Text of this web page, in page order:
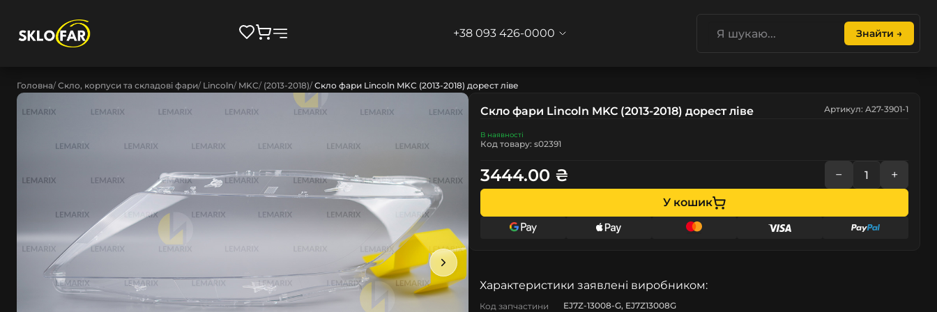
+38 093 426-0000 Знайти →
Головна Скло, корпуси та складові фари Lincoln MKC (2013-2018) Скло фари Lincoln MKC (2013-2018) дорест ліве
Скло фари Lincoln MKC (2013-2018) дорест ліве Артикул: A27-3901-1
В наявності
Код товару: s02391
3444.00 ₴ − +
У кошик
Характеристики заявлені виробником:
Код запчастини EJ7Z-13008-G, EJ7Z13008G